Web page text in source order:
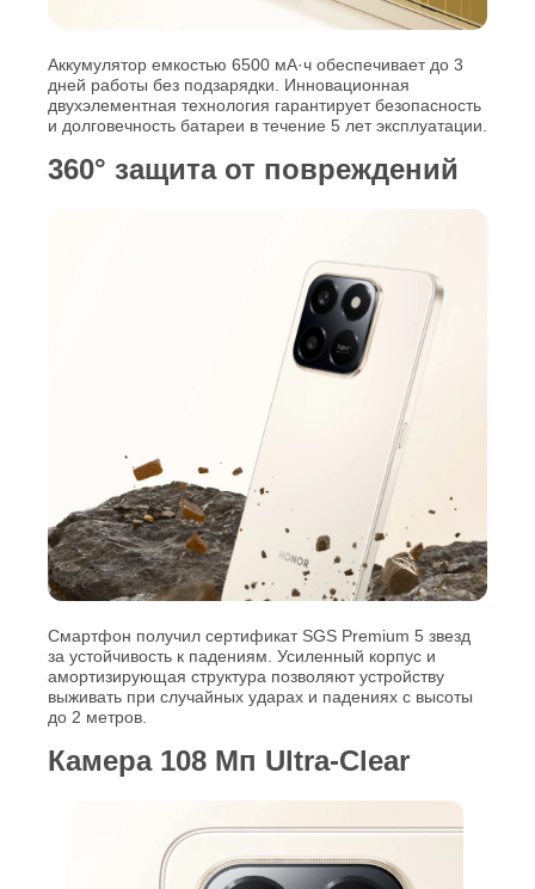
Аккумулятор емкостью 6500 мА·ч обеспечивает до 3
дней работы без подзарядки. Инновационная
двухэлементная технология гарантирует безопасность
и долговечность батареи в течение 5 лет эксплуатации.
360° защита от повреждений
Смартфон получил сертификат SGS Premium 5 звезд
за устойчивость к падениям. Усиленный корпус и
амортизирующая структура позволяют устройству
выживать при случайных ударах и падениях с высоты
до 2 метров.
Камера 108 Мп Ultra-Clear